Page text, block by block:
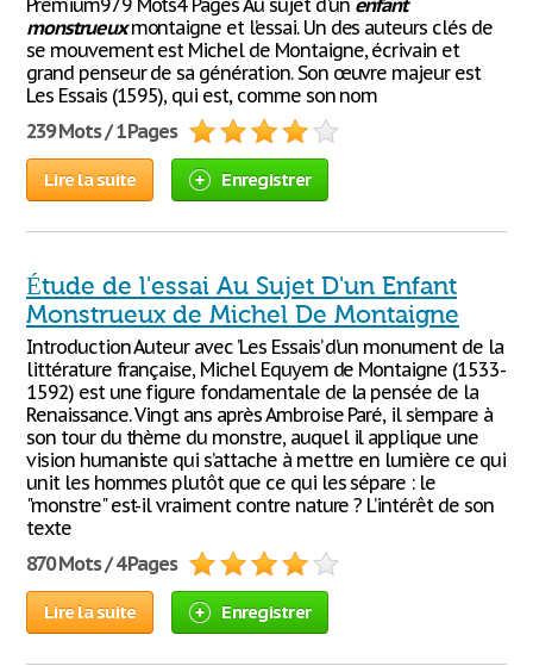
Premium979 Mots4 Pages Au sujet d'un enfant
monstrueuxmontaigne et l’essai. Un des auteurs clés de
se mouvement est Michel de Montaigne, écrivain et
grand penseur de sa génération. Son œuvre majeur est
Les Essais (1595), qui est, comme son nom
239 Mots / 1 Pages
Lire la suite Enregistrer
Étude de l'essai Au Sujet D'un Enfant
Monstrueux de Michel De Montaigne
Introduction Auteur avec ’Les Essais’ d’un monument de la
littérature française, Michel Equyem de Montaigne (1533-
1592) est une figure fondamentale de la pensée de la
Renaissance. Vingt ans après Ambroise Paré, il s’empare à
son tour du thème du monstre, auquel il applique une
vision humaniste qui s’attache à mettre en lumière ce qui
unit les hommes plutôt que ce qui les sépare : le
"monstre" est-il vraiment contre nature ? L’intérêt de son
texte
870 Mots / 4 Pages
Lire la suite Enregistrer